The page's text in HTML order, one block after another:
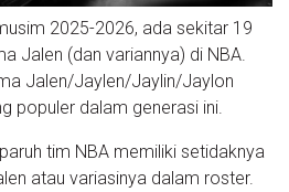
2025-2026, ada sekitar 19
Jalen (dan variannya) di NBA.
Jalen/Jaylen/Jaylin/Jaylon
populer dalam generasi ini.
tim NBA memiliki setidaknya
atau variasinya dalam roster.